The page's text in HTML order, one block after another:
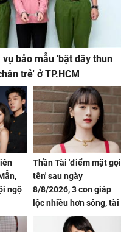
bảo mẫu 'bật dây thun
trẻ' ở TP.HCM
ngộ
Thần Tài 'điểm mặt gọi
tên' sau ngày
8/8/2026, 3 con giáp
lộc nhiều hơn sông, tài
vận sáng như trăng
Rằm, chính thức hết